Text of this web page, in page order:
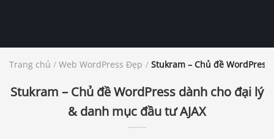
Trang chủ / Web WordPress Đẹp / Stukram – Chủ đề
Stukram – Chủ đề WordPress dành cho đại lý
& danh mục đầu tư AJAX